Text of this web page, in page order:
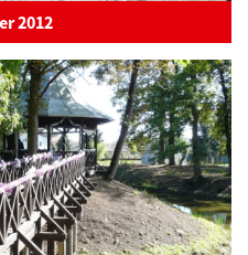
2012